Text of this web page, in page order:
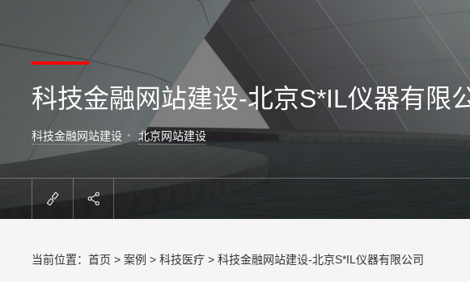
科技金融网站建设-北京S*IL仪器有限
科技金融网站建设 北京网站建设
当前位置： 首页 > 案例 > 科技医疗> 科技金融网站建设-北京S*IL仪器有限公司